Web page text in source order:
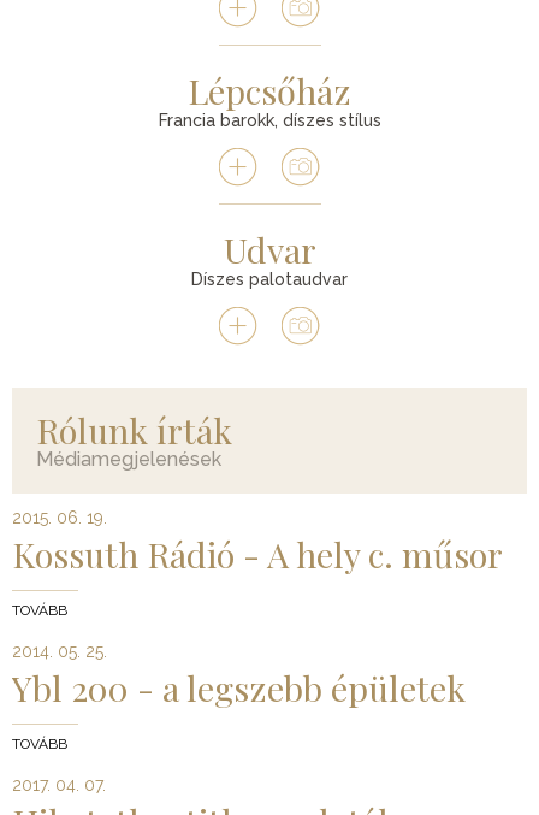
Lépcsőház
Francia barokk, díszes stílus
Udvar
Díszes palotaudvar
Rólunk írták
Médiamegjelenések
2015. 06. 19.
Kossuth Rádió - A hely c. műsor
TOVÁBB
2014. 05. 25.
Ybl 200 - a legszebb épületek
TOVÁBB
2017. 04. 07.